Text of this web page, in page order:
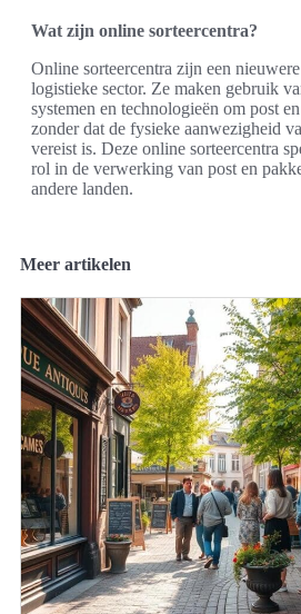
Wat zijn online sorteercentra?
Online sorteercentra zijn een
logistieke sector. Ze maken gebruik
systemen en technologieën om post
zonder dat de fysieke aanwezigheid
vereist is. Deze online sorteercentra
rol in de verwerking van post en
andere landen.
Meer artikelen